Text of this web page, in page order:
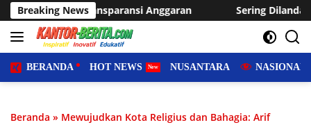
Langsung
ke
konten
Breaking News
Anggaran Sering Dilanda Genangan, Desa
BERANDA HOT NEWS NUSANTARA NASIONAL
Beranda » Mewujudkan Kota Religius dan Bahagia: Arif